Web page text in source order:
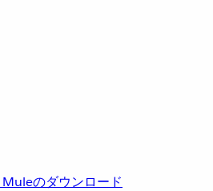
のダウンロード